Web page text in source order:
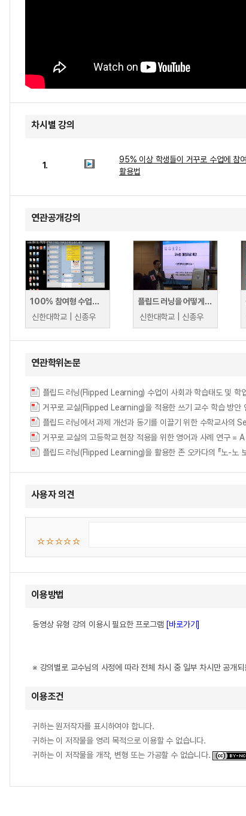
차시별 강의
1.
95% 이상 학생들이 거꾸로 수업에 참
활용법
연관공개강의
100% 참여형 수업을 진행하고 있는 미남교수의 플립드 러닝
신한대학교 | 신종우
플립드 러닝을 어떻게 해야 할까요?(경복대학교 교수법)
신한대학교 | 신종우
연관학위논문
플립드 러닝(Flipped Learning) 수업이 사회과 학습태도
거꾸로 교실(Flipped Learning)을 적용한 쓰기 교수 학습
플립드 러닝에서 과제 개선과 동기를 이끌기 위한 수학교사의
거꾸로 교실의 고등학교 현장 적용을 위한 영어과 사례
플립드 러닝(Flipped Learning)을 활용한 존 오카다의 『노
사용자 의견
이용방법
동영상 유형 강의 이용시 필요한 프로그램 [바로가기]
※ 강의별로 교수님의 사정에 따라 전체 차시 중 일부 차시만 공개
이용조건
귀하는 원저작자를 표시하여야 합니다.
귀하는 이 저작물을 영리 목적으로 이용할 수 없습니다.
귀하는 이 저작물을 개작, 변형 또는 가공할 수 없습니다.